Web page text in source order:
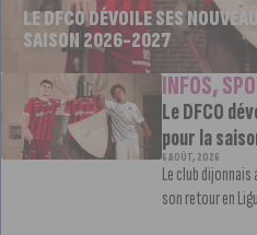
LE DFCO DÉVOILE SES
SAISON 2026-2027
INFOS,
Le DFCO
pour la
6 AOÛT, 2026
Le club
son retour en